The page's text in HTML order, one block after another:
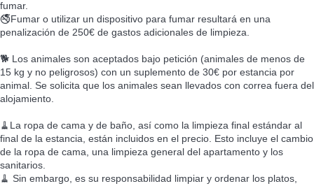
fumar.
🚭Fumar o utilizar un dispositivo para fumar resultará en una
penalización de 250€ de gastos adicionales de limpieza.
🐕 Los animales son aceptados bajo petición (animales de menos de
15 kg y no peligrosos) con un suplemento de 30€ por estancia por
animal. Se solicita que los animales sean llevados con correa fuera del
alojamiento.
🧹La ropa de cama y de baño, así como la limpieza final estándar al
final de la estancia, están incluidos en el precio. Esto incluye el cambio
de la ropa de cama, una limpieza general del apartamento y los
sanitarios.
🧹 Sin embargo, es su responsabilidad limpiar y ordenar los platos,